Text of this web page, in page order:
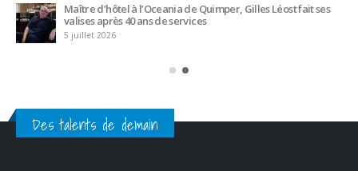
Maître d’hôtel à l’Oceania de Quimper, Gilles Léost fait ses
valises après 40 ans de services
5 juillet 2026
Des talents de demain